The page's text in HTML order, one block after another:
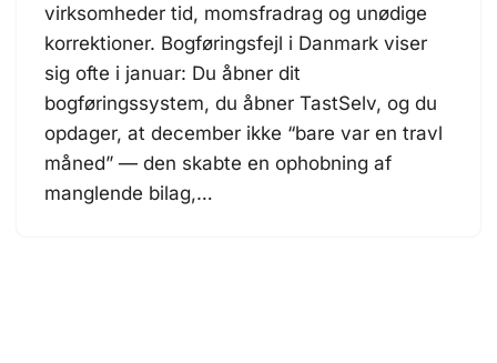
virksomheder tid, momsfradrag og unødige
korrektioner. Bogføringsfejl i Danmark viser
sig ofte i januar: Du åbner dit
bogføringssystem, du åbner TastSelv, og du
opdager, at december ikke “bare var en travl
måned” — den skabte en ophobning af
manglende bilag,…